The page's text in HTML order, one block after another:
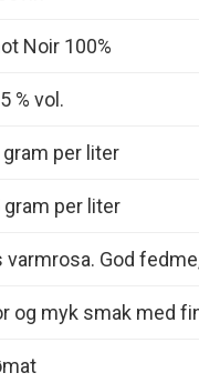
Noir 100%
% vol.
gram per liter
gram per liter
varmrosa. God
og myk smak med